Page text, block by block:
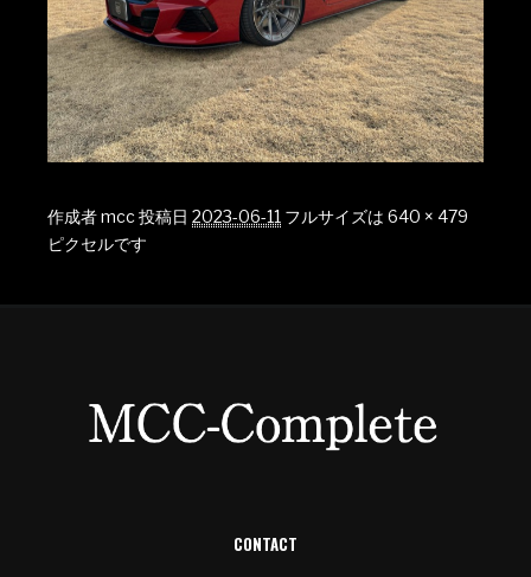
作成者mcc投稿日 2023-06-11 フルサイズは 640 × 479
ピクセルです
CONTACT